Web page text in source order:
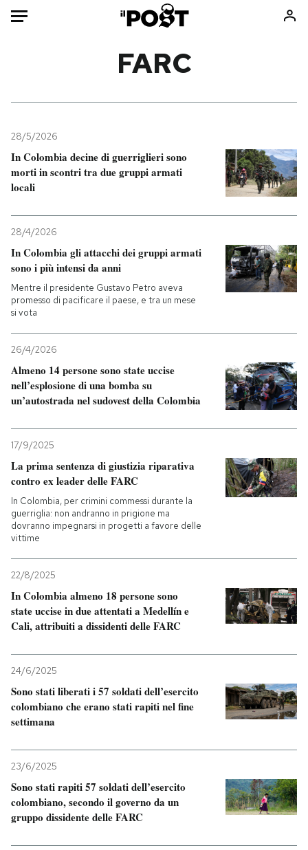
Mondo
Politica
Tecnologia
Scienza
Cultura
Economia
Sport
Consumismi
Storie/Idee
Ok Boomer!
Media
Altrecose
Mondiali calcio 2026
PODCAST
NEWSLETTER
I MIEI PREFERITI
SHOP
CALENDARIO
AREA PERSONALE
Entra
FARC
28/5/2026
In Colombia decine di guerriglieri sono
morti in scontri tra due gruppi armati
locali
28/4/2026
In Colombia gli attacchi dei gruppi armati
sono i più intensi da anni
Mentre il presidente Gustavo Petro aveva
promesso di pacificare il paese, e tra un mese
si vota
26/4/2026
Almeno 14 persone sono state uccise
nell’esplosione di una bomba su
un’autostrada nel sudovest della Colombia
17/9/2025
La prima sentenza di giustizia riparativa
contro ex leader delle FARC
In Colombia, per crimini commessi durante la
guerriglia: non andranno in prigione ma
dovranno impegnarsi in progetti a favore delle
vittime
22/8/2025
In Colombia almeno 18 persone sono
state uccise in due attentati a Medellín e
Cali, attribuiti a dissidenti delle FARC
24/6/2025
Sono stati liberati i 57 soldati dell’esercito
colombiano che erano stati rapiti nel fine
settimana
23/6/2025
Sono stati rapiti 57 soldati dell’esercito
colombiano, secondo il governo da un
gruppo dissidente delle FARC